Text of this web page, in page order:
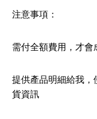
注意事項：
需付全額費用，才會
提供產品明細給我，
貨資訊